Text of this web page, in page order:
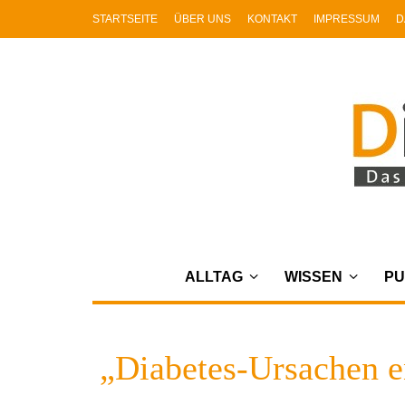
STARTSEITE ÜBER UNS KONTAKT IMPRESSUM
ALLTAG WISSEN
„Diabetes-Ursachen